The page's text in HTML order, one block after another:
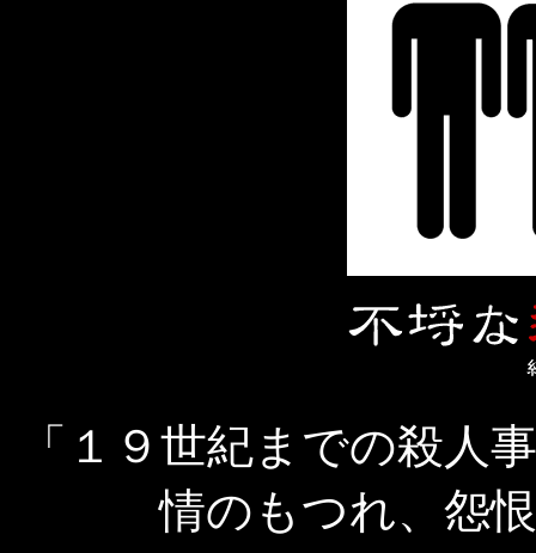
「１９世紀までの殺人
情のもつれ、怨